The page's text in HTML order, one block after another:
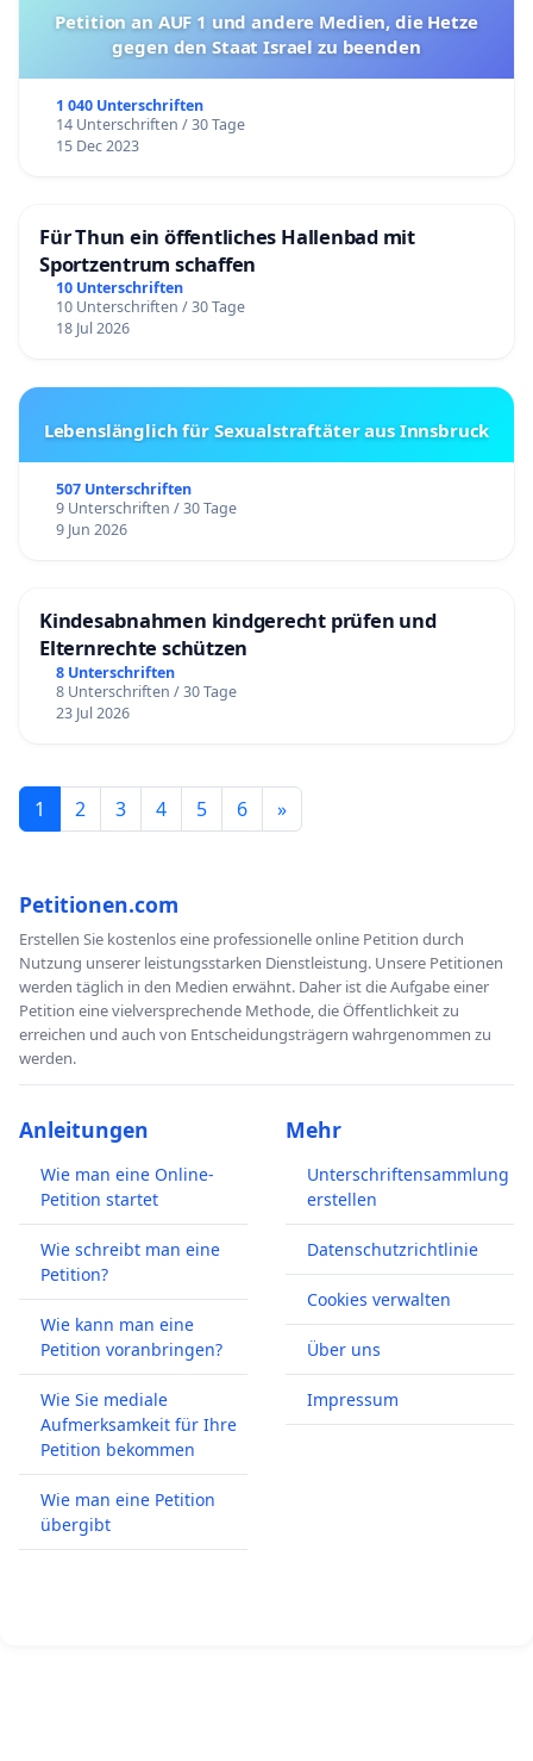
Petition an AUF 1 und andere Medien, die Hetze
gegen den Staat Israel zu beenden
1 040 Unterschriften
14 Unterschriften / 30 Tage
15 Dec 2023
Für Thun ein öffentliches Hallenbad mit
Sportzentrum schaffen
10 Unterschriften
10 Unterschriften / 30 Tage
18 Jul 2026
Lebenslänglich für Sexualstraftäter aus Innsbruck
507 Unterschriften
9 Unterschriften / 30 Tage
9 Jun 2026
Kindesabnahmen kindgerecht prüfen und
Elternrechte schützen
8 Unterschriften
8 Unterschriften / 30 Tage
23 Jul 2026
1 2 3 4 5 6 »
Petitionen.com
Erstellen Sie kostenlos eine professionelle online Petition durch
Nutzung unserer leistungsstarken Dienstleistung. Unsere Petitionen
werden täglich in den Medien erwähnt. Daher ist die Aufgabe einer
Petition eine vielversprechende Methode, die Öffentlichkeit zu
erreichen und auch von Entscheidungsträgern wahrgenommen zu
werden.
Anleitungen
Wie man eine Online-
Petition startet
Wie schreibt man eine
Petition?
Wie kann man eine
Petition voranbringen?
Wie Sie mediale
Aufmerksamkeit für Ihre
Petition bekommen
Wie man eine Petition
übergibt
Mehr
Unterschriftensammlung
erstellen
Datenschutzrichtlinie
Cookies verwalten
Über uns
Impressum